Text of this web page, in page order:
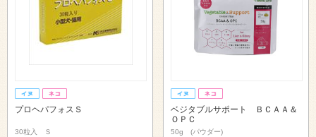
プロヘパフォスＳ
30粒入 Ｓ
ベジタブルサポート ＢＣＡＡ＆
ＯＰＣ
50g (パウダー)